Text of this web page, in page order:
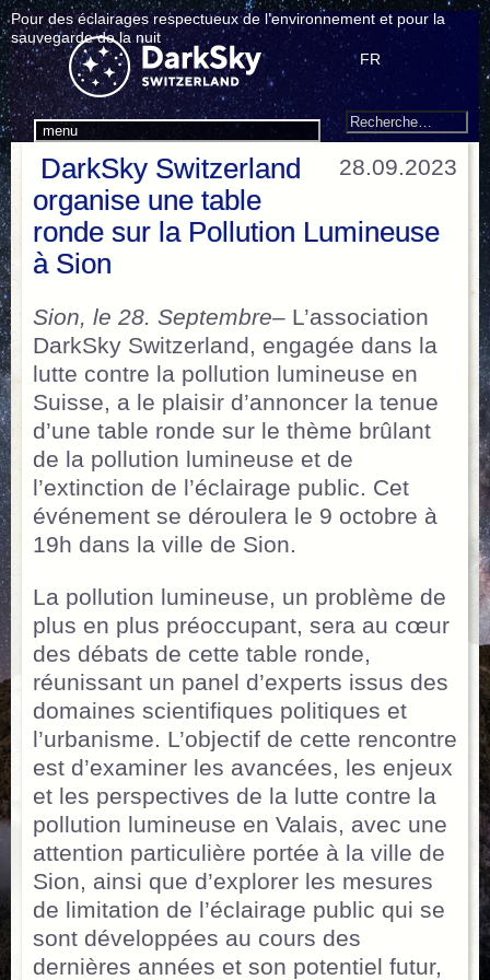
Pour des éclairages respectueux de l’environnement et pour la
sauvegarde de la nuit
menu
FR
Search
Recherche
:
28.09.2023
DarkSky Switzerland
organise une table
ronde sur la Pollution Lumineuse
à Sion
Sion, le 28. Septembre– L’association
DarkSky Switzerland, engagée dans la
lutte contre la pollution lumineuse en
Suisse, a le plaisir d’annoncer la tenue
d’une table ronde sur le thème brûlant
de la pollution lumineuse et de
l’extinction de l’éclairage public. Cet
événement se déroulera le 9 octobre à
19h dans la ville de Sion.
La pollution lumineuse, un problème de
plus en plus préoccupant, sera au cœur
des débats de cette table ronde,
réunissant un panel d’experts issus des
domaines scientifiques politiques et
l’urbanisme. L’objectif de cette rencontre
est d’examiner les avancées, les enjeux
et les perspectives de la lutte contre la
pollution lumineuse en Valais, avec une
attention particulière portée à la ville de
Sion, ainsi que d’explorer les mesures
de limitation de l’éclairage public qui se
sont développées au cours des
dernières années et son potentiel futur,